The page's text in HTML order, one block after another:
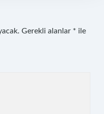
Gerekli alanlar * ile